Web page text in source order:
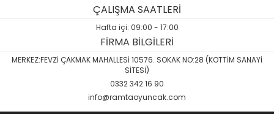
ÇALIŞMA SAATLERİ
Hafta içi: 09:00 - 17:00
FİRMA BİLGİLERİ
MERKEZ:FEVZİ ÇAKMAK MAHALLESİ 10576. SOKAK NO:28 (KOTTİM SANAYİ
SİTESİ)
0332 342 16 90
info@ramtaoyuncak.com